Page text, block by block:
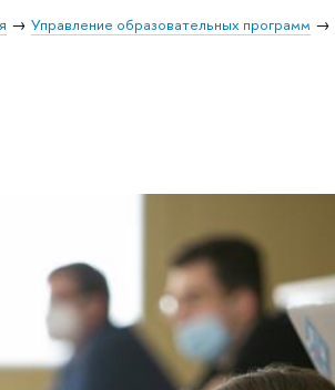
Управление образовательных программ